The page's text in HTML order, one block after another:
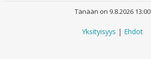
Tänään on 9.8.2026 13:00
Yksityisyys | Ehdot